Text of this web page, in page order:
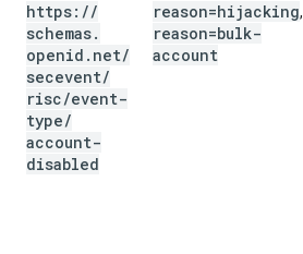
https: //
schemas.
openid . net/
secevent/
risc/event-
type/
account-
disabled
reason=hijacking,
reason=bulk-
account